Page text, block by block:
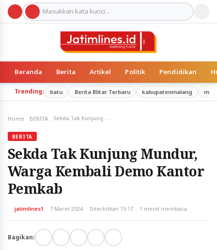
Beranda Berita Artikel Politik Pendidikan
Trending: batu Berita Blitar Terbaru kabupatenmalang
Home BERITA
BERITA
Sekda Tak Kunjung Mundur,
Warga Kembali Demo Kantor
Pemkab
jatimlines1 7 Maret 2024 Diterbitkan 15:17 1 menit membaca
Bagikan: